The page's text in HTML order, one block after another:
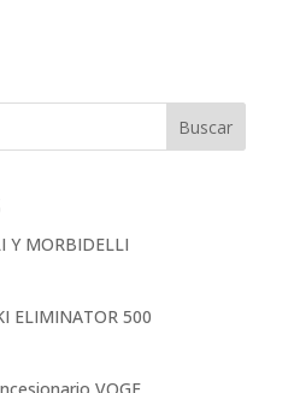
Buscar
Y MORBIDELLI
ELIMINATOR 500